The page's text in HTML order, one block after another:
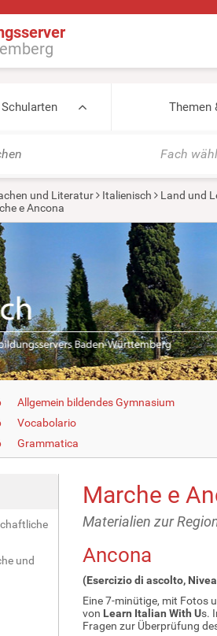
Themen
Fach
und Literatur Italienisch Land und
e Ancona
Allgemein bildendes Gymnasium
Vocabolario
Grammatica
und
Marche e
Materialien zur
Ancona
(Esercizio di ascolto,
Eine 7-minütige, mit Fotos
von Learn Italian With Us.
Fragen zur Überprüfung